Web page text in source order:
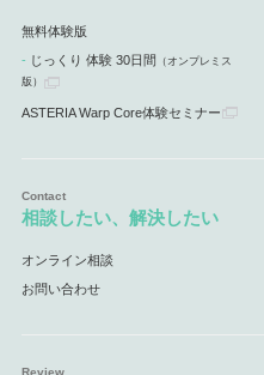
無料体験版
じっくり 体験 30日間 （オンプレミス
版）
ASTERIA Warp Core体験セミナー
相談したい、解決したい
オンライン相談
お問い合わせ